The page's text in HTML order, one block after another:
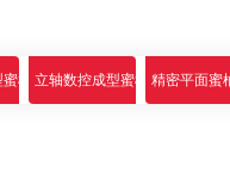
柚直播app下载
立轴数控成型蜜柚直播app下
精密平面蜜